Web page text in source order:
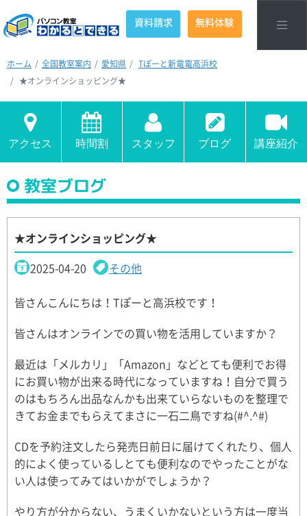
資料請求 無料体験
ホーム 全国教室案内 愛知県
Tぽーと新電電高浜校
★オンラインショッピング★
アクセス 時間割 スタッフ ブログ 講座紹介
教室ブログ
★オンラインショッピング★
2025-04-20
その他
皆さんこんにちは！Tぽーと高浜校です！
皆さんはオンラインでの買い物を活用していますか？
最近は「メルカリ」「Amazon」などとても便利でお得
にお買い物が出来る時代になっていますね！自分で買う
のはもちろん出品なんかも出来ていらないものを整理で
きてお金までもらえてまさに一石二鳥ですね(#^.^#)
CDを予約注文したら発売日前日に届けてくれたり、個人
的によく使っているしとても便利なのでやったことがな
い人は使ってみてはいかがでしょうか？
やり方が分からない、うまくいかないという方は一度当